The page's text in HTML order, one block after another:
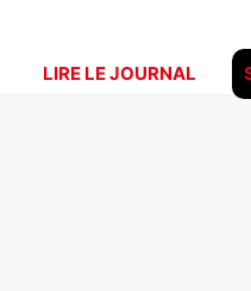
LIRE LE JOURNAL